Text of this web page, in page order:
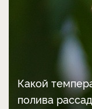
Какой
полива